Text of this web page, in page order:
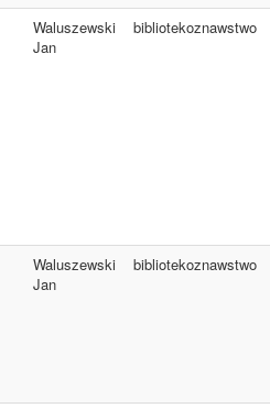
Waluszewski
Jan
bibliotekoznawstwo
Waluszewski
Jan
bibliotekoznawstwo